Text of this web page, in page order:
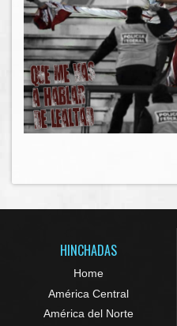
HINCHADAS
Home
América Central
América del Norte